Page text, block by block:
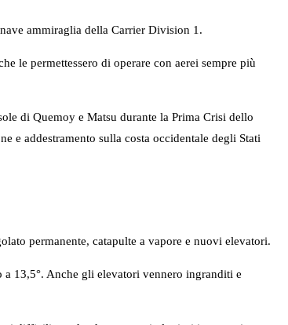
ammiraglia della Carrier Division 1.
le permettessero di operare con aerei sempre più
di Quemoy e Matsu durante la Prima Crisi dello
e addestramento sulla costa occidentale degli Stati
permanente, catapulte a vapore e nuovi elevatori.
13,5°. Anche gli elevatori vennero ingranditi e